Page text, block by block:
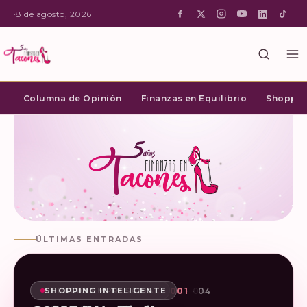
·8 de agosto, 2026
Columna de Opinión Finanzas en Equilibrio
ÚLTIMAS ENTRADAS
SHOPPING INTELIGENTE 01 · 04
ESPACIO EMPRESARIAL 02 · 04
ESPACIO EMPRESARIAL 03 · 04
ESPACIO EMPRESARIAL 04 · 04